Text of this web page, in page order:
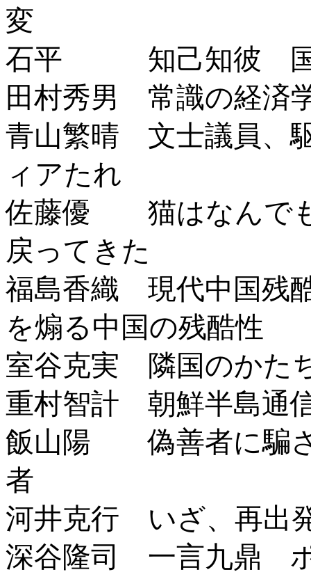
変
石平 知己知彼 国会
田村秀男 常識の経済
青山繁晴 文士議員、
ィアたれ
佐藤優 猫はなんで
戻ってきた
福島香織 現代中国残
を煽る中国の残酷性
室谷克実 隣国のかた
重村智計 朝鮮半島通
飯山陽 偽善者に騙
者
河井克行 いざ、再出
深谷隆司 一言九鼎 ポ